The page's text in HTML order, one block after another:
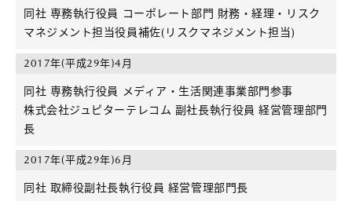
同社 専務執行役員 コーポレート部門 財務・経理・リスク
マネジメント担当役員補佐(リスクマネジメント担当)
2017年(平成29年)4月
同社 専務執行役員 メディア・生活関連事業部門参事
株式会社ジュピターテレコム 副社長執行役員 経営管理部門
長
2017年(平成29年)6月
同社 取締役副社長執行役員 経営管理部門長